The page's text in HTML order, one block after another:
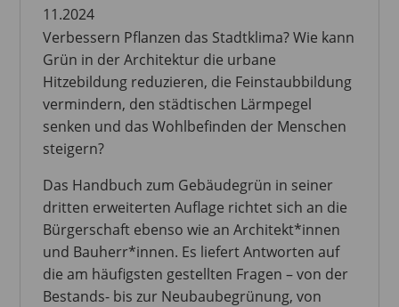
11.2024
Verbessern Pflanzen das Stadtklima? Wie kann
Grün in der Architektur die urbane
Hitzebildung reduzieren, die Feinstaubbildung
vermindern, den städtischen Lärmpegel
senken und das Wohlbefinden der Menschen
steigern?
Das Handbuch zum Gebäudegrün in seiner
dritten erweiterten Auflage richtet sich an die
Bürgerschaft ebenso wie an Architekt*innen
und Bauherr*innen. Es liefert Antworten auf
die am häufigsten gestellten Fragen – von der
Bestands- bis zur Neubaubegrünung, von